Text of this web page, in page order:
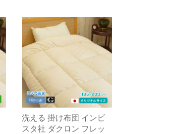
洗える 掛け布団 インビ
スタ社 ダクロン フレッ